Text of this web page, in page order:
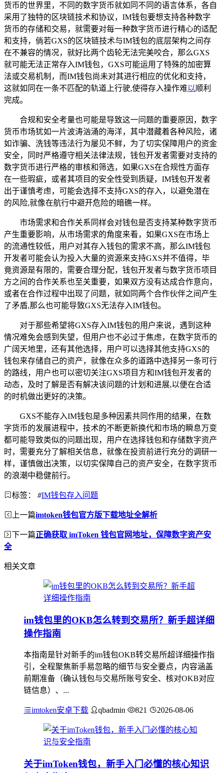
货币的世界里，不同的数字货币就如同不同的语言体系，各自
采用了独特的区块链技术和协议，IM钱包要想支持各种数字
货币的存储和交易，就需要对每一种数字货币进行精心的适配
和支持，倘若GXS的区块链技术与IM钱包的底层架构之间存
在不兼容的情况，就好比两个齿轮无法完美咬合，那么GXS
就可能无法正常存入IM钱包，GXS可能运用了特殊的加密算
法或交易机制，而IM钱包尚未对其进行相应的优化和支持，
这就如同在一条不匹配的轨道上行驶,使得存入操作难以顺利
完成。
合规和安全考量也可能是导致这一问题的重要原因，数字
货币市场犹如一片波涛汹涌的海洋，其中潜藏着各种风险，诸
如诈骗、洗钱等违法行为屡见不鲜，为了切实保障用户的资金
安全，同时严格遵守相关法律法规，钱包开发者需要对支持的
数字货币进行严格的审核和筛选，如果GXS在合规性方面存
在一些瑕疵，或者其项目的安全性受到质疑，IM钱包开发者
出于谨慎考虑，可能会选择不支持GXS的存入，以避免潜在
的风险,就像在航行中避开危险的暗礁一样。
市场需求和合作关系同样会对钱包是否支持某种数字货币
产生重要影响，从市场需求的角度来看，如果GXS在市场上
的流通性较低，用户对其存入钱包的需求不高，那么IM钱包
开发者可能会认为投入大量的资源来支持GXS并不值得，毕
竟资源是有限的，需要合理分配，钱包开发者与数字货币项目
方之间的合作关系也至关重要，如果双方没有达成合作意向，
或者在合作过程中出现了问题，就如同两个合作伙伴之间产生
了矛盾,那么也可能导致GXS无法存入IM钱包。
对于那些希望将GXS存入IM钱包的用户来说，遇到这种
情况难免会感到失望，但用户也不必过于焦虑，在数字货币的
广阔天地里，还有其他选择，用户可以选择其他支持GXS的
钱包来存储自己的资产，就像在众多的道路中选择另一条可行
的路线，用户也可以密切关注GXS项目方和IM钱包开发者的
动态，及时了解是否有解决该问题的计划和进展,以便在合适
的时机做出更好的决策。
GXS不能存入IM钱包是多种因素共同作用的结果，在数
字货币的发展进程中，技术的不断更新换代和市场的瞬息万变
都可能导致类似的问题出现，用户在选择钱包和存储数字资产
时，需要充分了解相关信息，就像在投资前进行充分的调研一
样，谨慎做出决策，以切实保障自己的资产安全，在数字货币
的浪潮中稳健前行。
标签： #IM钱包存入问题
上一篇imtoken钱包官方版下载地址全解析
下一篇正确获取 imToken 钱包官网地址，保障数字资产安
全
相关文章
im钱包里的OKB怎么转到交易所？新手超详细
操作指南
本指南是针对新手的im钱包OKB转交易所超详细操作指
引，全程聚焦新手易忽略的细节与安全要点，内容涵盖
前期准备（确认钱包与交易所账号安全、核对OKB对应
链信息）、...
imtoken安卓下载 qbadmin 821 2026-08-06
关于imToken钱包，新手入门必懂的核心知识